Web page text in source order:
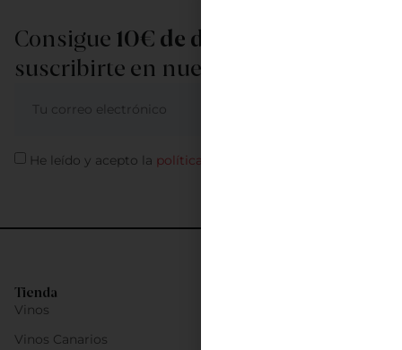
Tienda
Vinos
Vinos Canarios
Consigue 10€ de descuento
suscribirte en nuestra newsletter
He leído y acepto la política de privacidad